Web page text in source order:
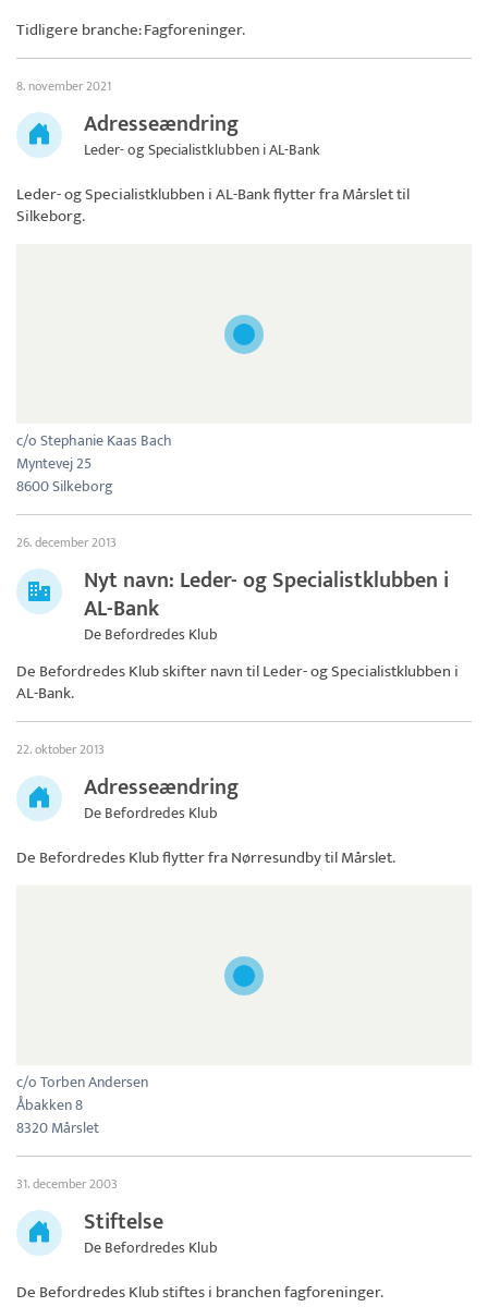
Tidligere branche: Fagforeninger.
8. november 2021
Adresseændring
Leder- og Specialistklubben i AL-Bank
Leder- og Specialistklubben i AL-Bankflytter fra Mårslet til
Silkeborg.
c/o Stephanie Kaas Bach
Myntevej 25
8600 Silkeborg
26. december 2013
Nyt navn: Leder- og Specialistklubben i
AL-Bank
De Befordredes Klub
De Befordredes Klub skifter navn tilLeder- og Specialistklubben i
AL-Bank.
22. oktober 2013
Adresseændring
De Befordredes Klub
De Befordredes Klubflytter fra Nørresundby til Mårslet.
c/o Torben Andersen
Åbakken 8
8320 Mårslet
31. december 2003
Stiftelse
De Befordredes Klub
De Befordredes Klubstiftes i branchen fagforeninger.